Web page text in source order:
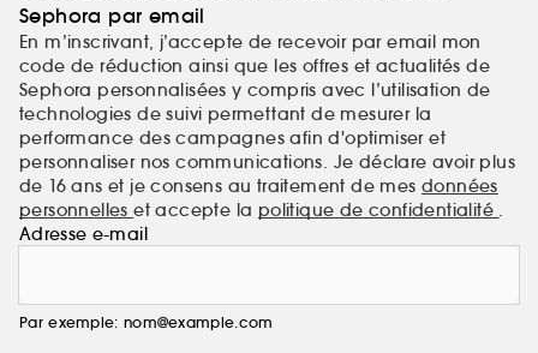
Sephora par email
En m’inscrivant, j’accepte de recevoir par email mon
code de réduction ainsi que les offres et actualités de
Sephora personnalisées y compris avec l’utilisation de
technologies de suivi permettant de mesurer la
performance des campagnes afin d'optimiser et
personnaliser nos communications. Je déclare avoir plus
de 16 ans et je consens au traitement de mes données
personnelleset accepte la politique de confidentialité .
Adresse e-mail
Par exemple: nom@example.com